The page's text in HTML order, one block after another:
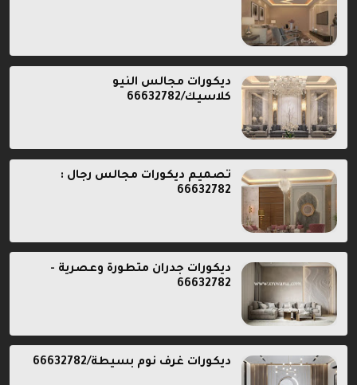
ديكورات مجالس النيو
كلاسيك/66632782
تصميم ديكورات مجالس رجال :
66632782
ديكورات جدران متطورة وعصرية -
66632782
ديكورات غرف نوم بسيطة/66632782